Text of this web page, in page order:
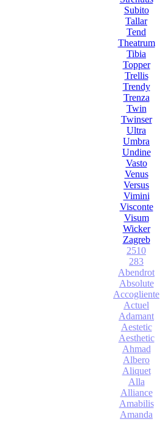
Subito
Tallar
Tend
Theatrum
Tibia
Topper
Trellis
Trendy
Trenza
Twin
Twinser
Ultra
Umbra
Undine
Vasto
Venus
Versus
Vimini
Visconte
Visum
Wicker
Zagreb
2510
283
Abendrot
Absolute
Accogliente
Actuel
Adamant
Aestetic
Aesthetic
Ahmad
Albero
Aliquet
Alla
Alliance
Amabilis
Amanda